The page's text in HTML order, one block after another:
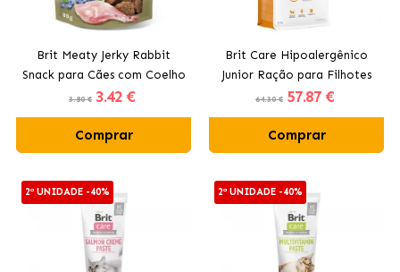
Brit Meaty Jerky Rabbit
Snack para Cães com Coelho
3.80 € 3.42 €
Comprar
Brit Care Hipoalergênico
Junior Ração para Filhotes
de Raças Grandes com
Cordeiro
64.30 € 57.87 €
Comprar
2ª UNIDADE -40% 2ª UNIDADE -40%